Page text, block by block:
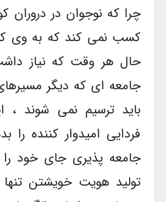
چرا که نوجوان در دروران
کسب نمی کند که به وی کمک
حال هر وقت که نیاز
جامعه ای که دیگر
باید ترسیم نمی شوند ،
فردایی امیدوار کننده را
جامعه پذیری جای خود را
تولید هویت خویشتن تنها